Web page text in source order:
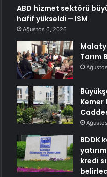
ABD hizmet sektörü
hafif yükseldi – ISM
Ağustos 6, 2026
Tarım
Kemer
BDDK
kredi